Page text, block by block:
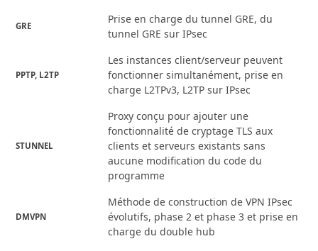
GRE
Prise en charge du tunnel GRE, du
tunnel GRE sur IPsec
PPTP, L2TP
Les instances client/serveur peuvent
fonctionner simultanément, prise en
charge L2TPv3, L2TP sur IPsec
STUNNEL
Proxy conçu pour ajouter une
fonctionnalité de cryptage TLS aux
clients et serveurs existants sans
aucune modification du code du
programme
DMVPN
Méthode de construction de VPN IPsec
évolutifs, phase 2 et phase 3 et prise en
charge du double hub